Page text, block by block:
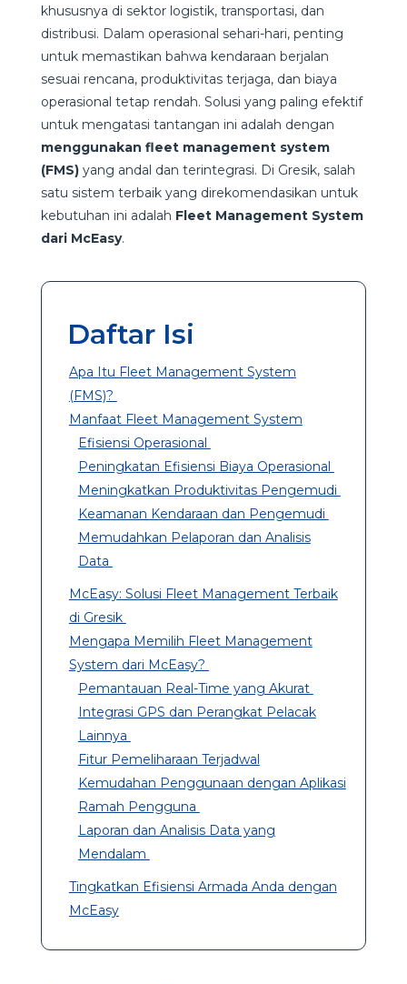
khususnya di sektor logistik, transportasi, dan
distribusi. Dalam operasional sehari-hari, penting
untuk memastikan bahwa kendaraan berjalan
sesuai rencana, produktivitas terjaga, dan biaya
operasional tetap rendah. Solusi yang paling efektif
untuk mengatasi tantangan ini adalah dengan
menggunakan fleet management system
(FMS)yang andal dan terintegrasi. Di Gresik, salah
satu sistem terbaik yang direkomendasikan untuk
kebutuhan ini adalah Fleet Management System
dari McEasy.
Daftar Isi
Apa Itu Fleet Management System
(FMS)?
Manfaat Fleet Management System
Efisiensi Operasional
Peningkatan Efisiensi Biaya Operasional
Meningkatkan Produktivitas Pengemudi
Keamanan Kendaraan dan Pengemudi
Memudahkan Pelaporan dan Analisis
Data
McEasy: Solusi Fleet Management Terbaik
di Gresik
Mengapa Memilih Fleet Management
System dari McEasy?
Pemantauan Real-Time yang Akurat
Integrasi GPS dan Perangkat Pelacak
Lainnya
Fitur Pemeliharaan Terjadwal
Kemudahan Penggunaan dengan Aplikasi
Ramah Pengguna
Laporan dan Analisis Data yang
Mendalam
Tingkatkan Efisiensi Armada Anda dengan
McEasy